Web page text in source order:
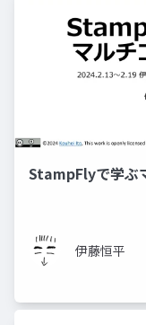
StampFlyで学ぶ
伊藤恒平